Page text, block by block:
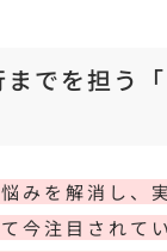
でを担う
みを解消し、
今注目されて